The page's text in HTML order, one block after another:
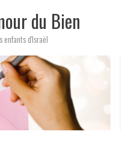
du Bien
enfants d'Israël